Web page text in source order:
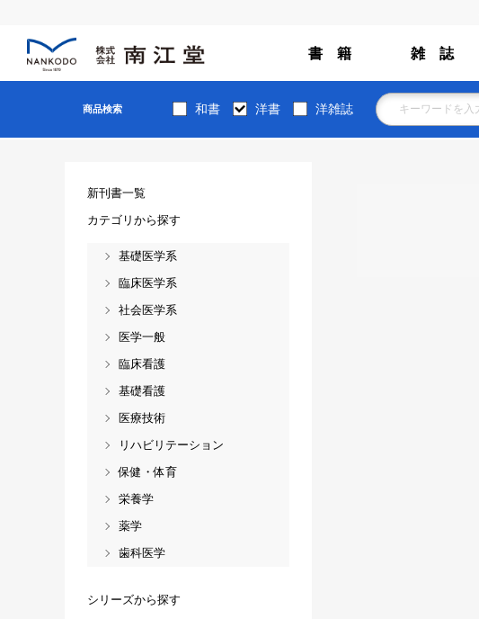
書 籍 雑 誌
商品検索 和書 洋書 洋雑誌
新刊書一覧
カテゴリから探す
基礎医学系
臨床医学系
社会医学系
医学一般
臨床看護
基礎看護
医療技術
リハビリテーション
保健・体育
栄養学
薬学
歯科医学
シリーズから探す